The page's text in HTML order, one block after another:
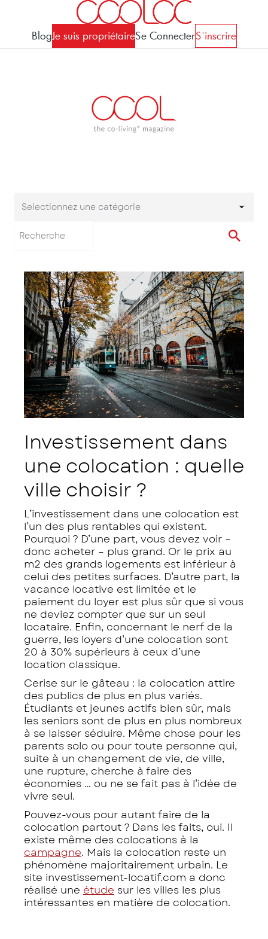
BlogJe suis propriétaireSe ConnecterS'inscrire
Selectionnez une
Selectionnez une catégorie
Investissement dans
une colocation : quelle
ville choisir ?
L’investissement dans une colocation est
l’un des plus rentables qui existent.
Pourquoi ? D’une part, vous devez voir –
donc acheter – plus grand. Or le prix au
m2 des grands logements est inférieur à
celui des petites surfaces. D’autre part, la
vacance locative est limitée et le
paiement du loyer est plus sûr que si vous
ne deviez compter que sur un seul
locataire. Enfin, concernant le nerf de la
guerre, les loyers d’une colocation sont
20 à 30% supérieurs à ceux d’une
location classique.
Cerise sur le gâteau : la colocation attire
des publics de plus en plus variés.
Étudiants et jeunes actifs bien sûr, mais
les seniors sont de plus en plus nombreux
à se laisser séduire. Même chose pour les
parents solo ou pour toute personne qui,
suite à un changement de vie, de ville,
une rupture, cherche à faire des
économies … ou ne se fait pas à l’idée de
vivre seul.
Pouvez-vous pour autant faire de la
colocation partout ? Dans les faits, oui. Il
existe même des colocations à la
campagne. Mais la colocation reste un
phénomène majoritairement urbain. Le
site investissement-locatif.com a donc
réalisé une étude sur les villes les plus
intéressantes en matière de colocation.